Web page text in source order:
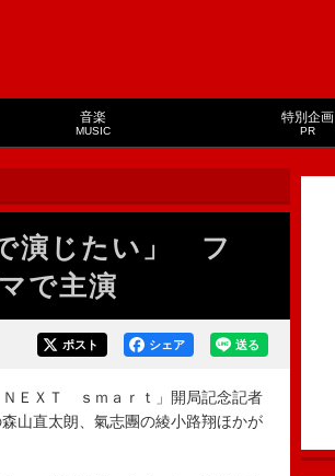
音楽
MUSIC
特別企画
PR
演じたい」 フ
で主演
送る
シェア
ポスト
ＥＸＴ ｓｍａｒｔ」開局記念記者
山直太朗、氣志團の綾小路翔ほかが